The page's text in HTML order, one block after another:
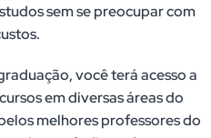
sem se preocupar com
você terá acesso a
em diversas áreas do
melhores professores do